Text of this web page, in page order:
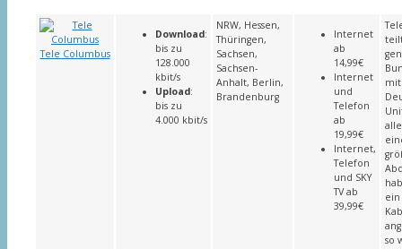
Tele Columbus
Download:
bis zu
128.000
kbit/s
Upload:
bis zu
4.000 kbit/s
NRW, Hessen,
Thüringen,
Sachsen,
Sachsen-
Anhalt, Berlin,
Brandenburg
Internet
ab
14,99€
Internet
und
Telefon
ab
19,99€
Internet,
Telefon
und SKY
TV ab
39,99€
ein
so